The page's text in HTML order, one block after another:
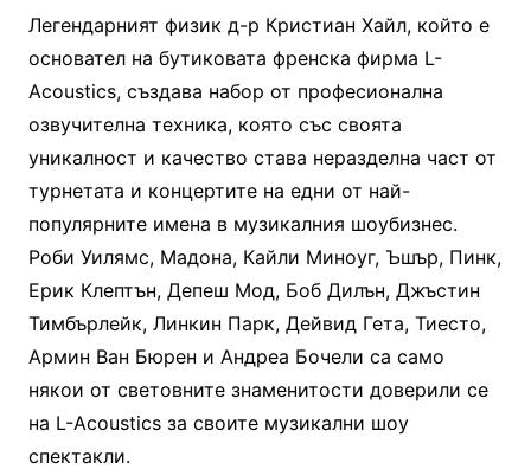
Легендарният физик д-р Кристиан Хайл, който е
основател на бутиковата френска фирма L-
Acoustics, създава набор от професионална
озвучителна техника, която със своята
уникалност и качество става неразделна част от
турнетата и концертите на едни от най-
популярните имена в музикалния шоубизнес.
Роби Уилямс, Мадона, Кайли Миноуг, Ъшър, Пинк,
Ерик Клептън, Депеш Мод, Боб Дилън, Джъстин
Тимбърлейк, Линкин Парк, Дейвид Гета, Тиесто,
Армин Ван Бюрен и Андреа Бочели са само
някои от световните знаменитости доверили се
на L-Acoustics за своите музикални шоу
спектакли.